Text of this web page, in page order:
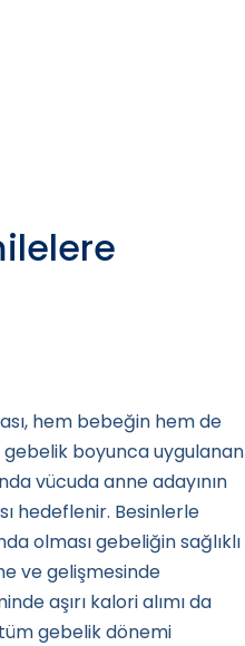
hem bebeğin hem de
gebelik boyunca uygulanan
vücuda anne adayının
hedeflenir. Besinlerle
olması gebeliğin sağlıklı
ve gelişmesinde
aşırı kalori alımı da
tüm gebelik dönemi